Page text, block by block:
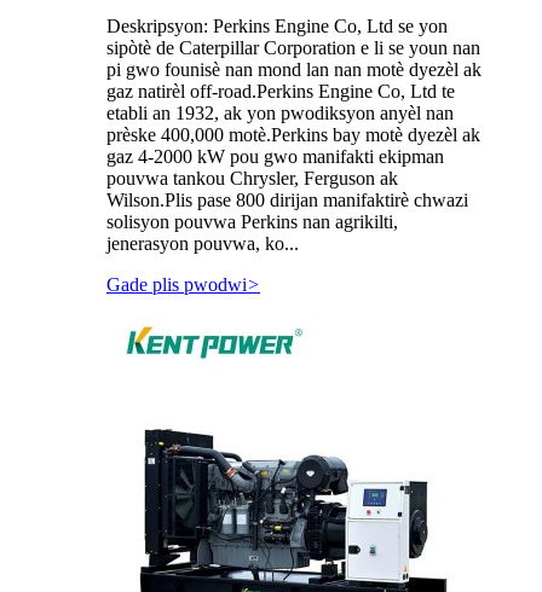
Deskripsyon: Perkins Engine Co, Ltd se yon
sipòtè de Caterpillar Corporation e li se youn nan
pi gwo founisè nan mond lan nan motè dyezèl ak
gaz natirèl off-road.Perkins Engine Co, Ltd te
etabli an 1932, ak yon pwodiksyon anyèl nan
prèske 400,000 motè.Perkins bay motè dyezèl ak
gaz 4-2000 kW pou gwo manifakti ekipman
pouvwa tankou Chrysler, Ferguson ak
Wilson.Plis pase 800 dirijan manifaktirè chwazi
solisyon pouvwa Perkins nan agrikilti,
jenerasyon pouvwa, ko...
Gade plis pwodwi>